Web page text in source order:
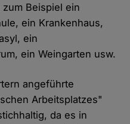
Beispiel ein
ein Krankenhaus,
ein
ein Weingarten usw.
angeführte
Arbeitsplatzes"
da es in